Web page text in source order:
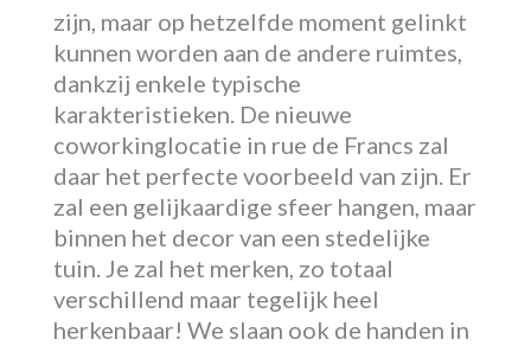
zijn, maar op hetzelfde moment gelinkt
kunnen worden aan de andere ruimtes,
dankzij enkele typische
karakteristieken. De nieuwe
coworkinglocatie in rue de Francs zal
daar het perfecte voorbeeld van zijn. Er
zal een gelijkaardige sfeer hangen, maar
binnen het decor van een stedelijke
tuin. Je zal het merken, zo totaal
verschillend maar tegelijk heel
herkenbaar! We slaan ook de handen in